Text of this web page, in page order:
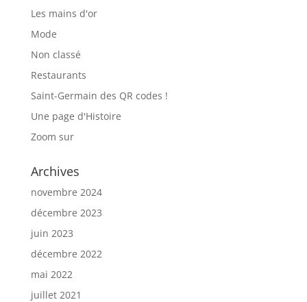
Les mains d'or
Mode
Non classé
Restaurants
Saint-Germain des QR codes !
Une page d'Histoire
Zoom sur
Archives
novembre 2024
décembre 2023
juin 2023
décembre 2022
mai 2022
juillet 2021